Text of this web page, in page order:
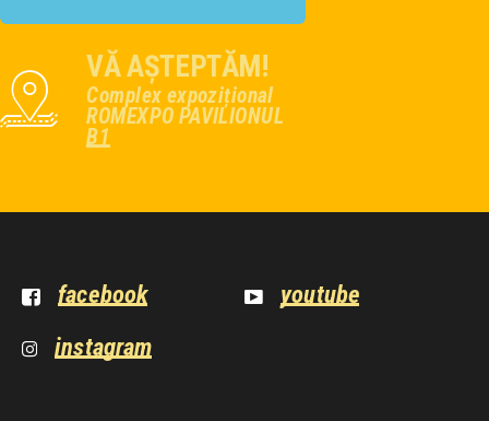
VĂ AȘTEPTĂM!
Complex expozițional
ROMEXPO PAVILIONUL
B1
facebook
youtube
instagram